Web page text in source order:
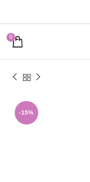
0
-15%